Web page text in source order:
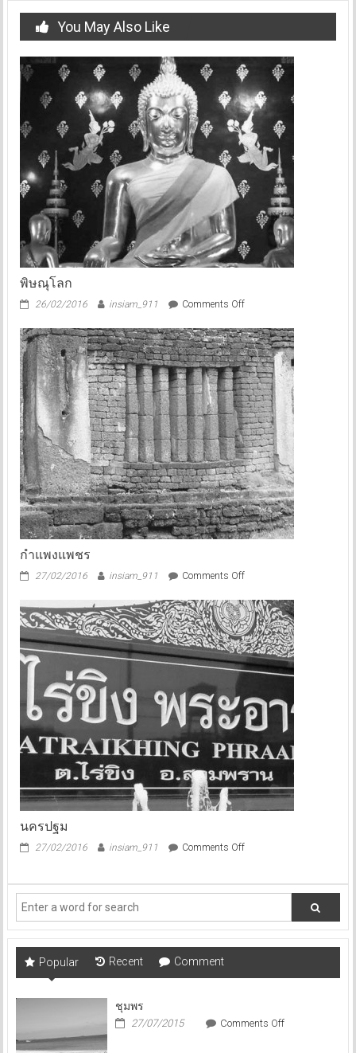
You May Also Like
พิษณุโลก
26/02/2016 insiam_911 Comments Offon
กำแพงแพชร
27/02/2016 insiam_911 Comments Offon
แพชร
นครปฐม
27/02/2016 insiam_911 Comments Offon
Popular Recent Comment
ชุมพร
27/07/2015 Comments Offon